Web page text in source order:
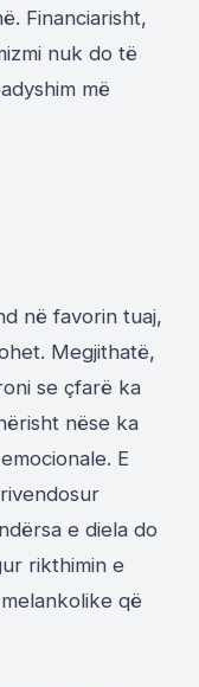
Financiarisht,
nuk do të
më
në favorin tuaj,
Megjithatë,
se çfarë ka
nëse ka
E
e diela do
rikthimin e
që